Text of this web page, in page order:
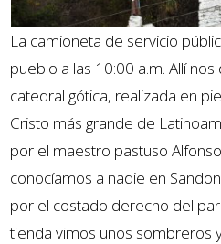
La camioneta de servicio
pueblo a las 10:00 a.m. Allí
catedral gótica, realizada en
Cristo más grande de
por el maestro pastuso
conocíamos a nadie en
por el costado derecho del
tienda vimos unos sombreros